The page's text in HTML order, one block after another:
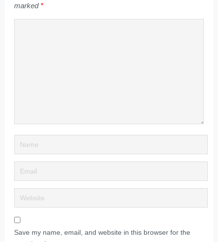
marked *
Save my name, email, and website in this browser for the